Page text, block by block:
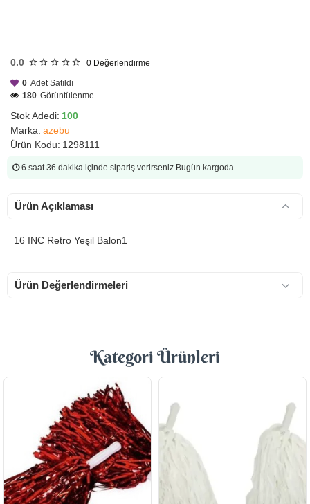
0.0 0 Değerlendirme
Stok Adedi: 100
Marka: azebu
Ürün Kodu: 1298111
0 Adet Satıldı
180 Görüntülenme
6 saat 36 dakika içinde sipariş verirseniz Bugün kargoda.
Ürün Açıklaması
16 INC Retro Yeşil Balon1
Ürün Değerlendirmeleri
Kategori Ürünleri